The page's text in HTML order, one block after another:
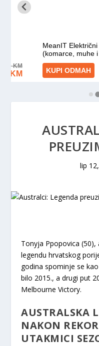
lip
Tonyja Ppopovica (50),
legendu hrvatskog
godina spominje se
bilo 2015., a drugi put
Melbourne Victory.
AUSTRALSKA
NAKON
UTAKMICI